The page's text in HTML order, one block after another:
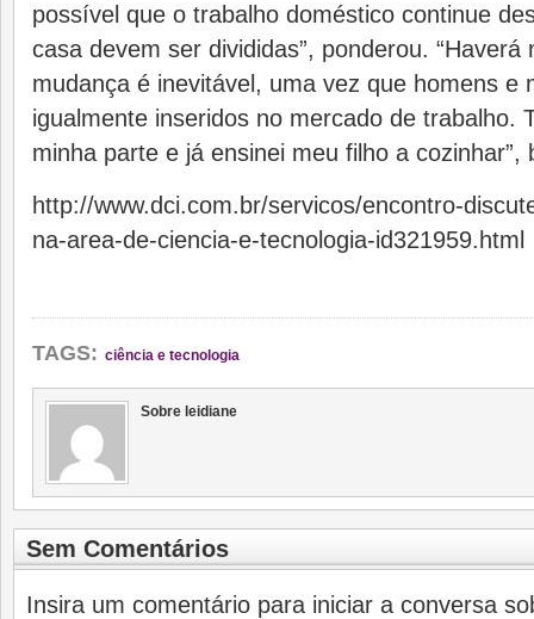
possível que o trabalho doméstico continue
casa devem ser divididas”, ponderou.
mudança é inevitável, uma vez que homens e
igualmente inseridos no mercado de trabalho.
minha parte e já ensinei meu filho a cozinhar”,
http://www.dci.com.br/servicos/encontro-
na-area-de-ciencia-e-tecnologia-id321959.html
TAGS: ciência e tecnologia
Sobre leidiane
Sem Comentários
Insira um comentário para iniciar a conversa